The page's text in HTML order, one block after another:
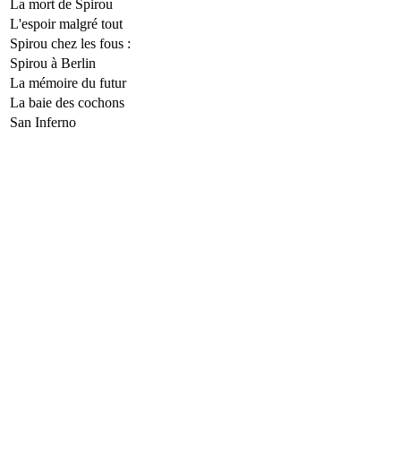
La mort de Spirou
L'espoir malgré tout
Spirou chez les fous :
Spirou à Berlin
La mémoire du futur
La baie des cochons
San Inferno